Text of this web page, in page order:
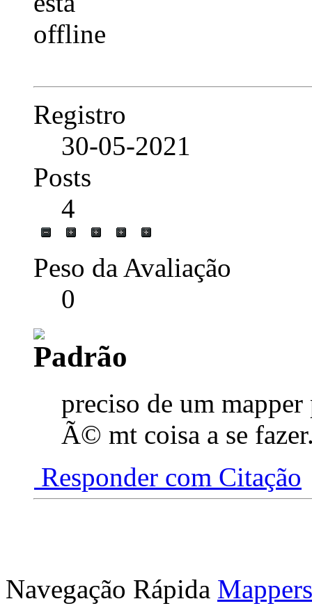
Registro
30-05-2021
Posts
4
Peso da Avaliação
0
preciso de um
Ã© mt coisa a se
Responder com Citação
Navegação Rápida Mappers